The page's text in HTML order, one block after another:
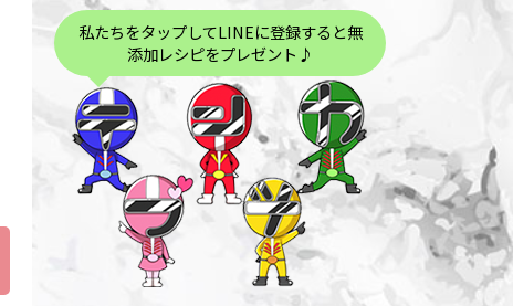
私たちをタップしてLINEに登録すると無
添加レシピをプレゼント♪